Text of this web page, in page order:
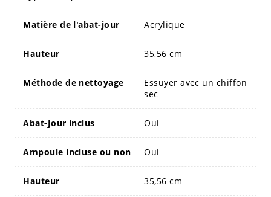
Matière de l'abat-jour Acrylique
Hauteur 35,56 cm
Méthode de nettoyage
Essuyer avec un chiffon
sec
Abat-Jour inclus Oui
Ampoule incluse ou non Oui
Hauteur 35,56 cm